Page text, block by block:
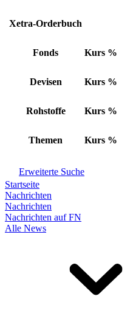
Xetra-Orderbuch
Fonds Kurs %
Devisen Kurs %
Rohstoffe Kurs %
Themen Kurs %
Erweiterte Suche
Startseite
Nachrichten
Nachrichten
Nachrichten auf FN
Alle News